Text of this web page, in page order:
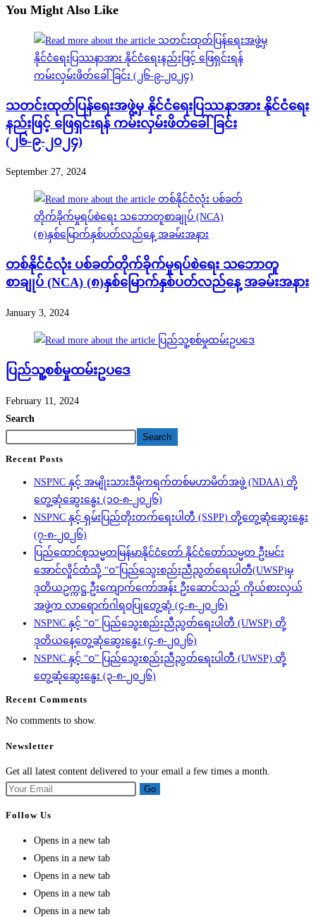
You Might Also Like
သတင်းထုတ်ပြန်ရေးအဖွဲ့မှ နိုင်ငံရေးပြဿနာအား နိုင်ငံရေး
နည်းဖြင့် ဖြေရှင်းရန် ကမ်းလှမ်းဖိတ်ခေါ်ခြင်း
(၂၆-၉-၂၀၂၄)
September 27, 2024
တစ်နိုင်ငံလုံး ပစ်ခတ်တိုက်ခိုက်မှုရပ်စဲရေး သဘောတူ
စာချုပ် (NCA) (၈)နှစ်မြောက်နှစ်ပတ်လည်နေ့ အခမ်းအနား
January 3, 2024
ပြည်သူ့စစ်မှုထမ်းဥပဒေ
February 11, 2024
Search
Search
Recent Posts
NSPNC နှင့် အမျိုးသားဒီမိုကရက်တစ်မဟာမိတ်အဖွဲ့ (NDAA) တို့
တွေ့ဆုံဆွေးနွေး (၁၀-၈-၂၀၂၆)
NSPNC နှင့် ရှမ်းပြည်တိုးတက်ရေးပါတီ (SSPP) တို့တွေ့ဆုံဆွေးနွေး
(၇-၈-၂၀၂၆)
ပြည်ထောင်စုသမ္မတမြန်မာနိုင်ငံတော် နိုင်ငံတော်သမ္မတ ဦးမင်း
အောင်လှိုင်ထံသို့ “ဝ”ပြည်သွေးစည်းညီညွတ်ရေးပါတီ(UWSP)မှ
ဒုတိယဥက္ကဋ္ဌ ဦးကျောက်ကော်အန်း ဦးဆောင်သည့် ကိုယ်စားလှယ်
အဖွဲ့က လာရောက်ဂါရဝပြုတွေ့ဆုံ (၄-၈-၂၀၂၆)
NSPNC နှင့် “ဝ” ပြည်သွေးစည်းညီညွတ်ရေးပါတီ (UWSP) တို့
ဒုတိယနေ့တွေ့ဆုံဆွေးနွေး (၄-၈-၂၀၂၆)
NSPNC နှင့် “ဝ” ပြည်သွေးစည်းညီညွတ်ရေးပါတီ (UWSP) တို့
တွေ့ဆုံဆွေးနွေး (၃-၈-၂၀၂၆)
Recent Comments
No comments to show.
Newsletter
Get all latest content delivered to your email a few times a month.
Go
Follow Us
Opens in a new tab
Opens in a new tab
Opens in a new tab
Opens in a new tab
Opens in a new tab